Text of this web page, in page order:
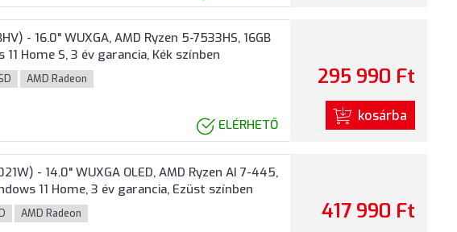
- 16.0" WUXGA, AMD Ryzen 5-7533HS, 16GB
Home S, 3 év garancia, Kék színben
AMD Radeon
ELÉRHETŐ
295 990 Ft
kosárba
- 14.0" WUXGA OLED, AMD Ryzen AI 7-445,
11 Home, 3 év garancia, Ezüst színben
AMD Radeon 417 990 Ft